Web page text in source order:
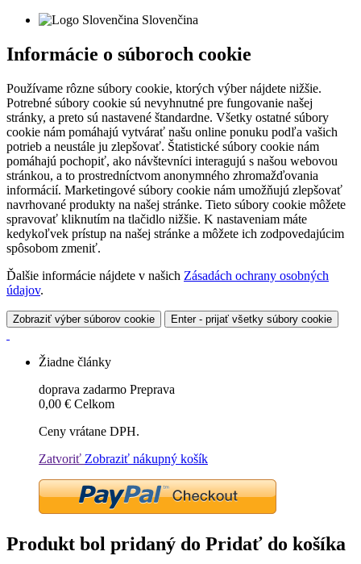
Slovenčina
Informácie o súboroch cookie
Používame rôzne súbory cookie, ktorých výber nájdete nižšie.
Potrebné súbory cookie sú nevyhnutné pre fungovanie našej
stránky, a preto sú nastavené štandardne. Všetky ostatné súbory
cookie nám pomáhajú vytvárať našu online ponuku podľa vašich
potrieb a neustále ju zlepšovať. Štatistické súbory cookie nám
pomáhajú pochopiť, ako návštevníci interagujú s našou webovou
stránkou, a to prostredníctvom anonymného zhromažďovania
informácií. Marketingové súbory cookie nám umožňujú zlepšovať
navrhované produkty na našej stránke. Tieto súbory cookie môžete
spravovať kliknutím na tlačidlo nižšie. K nastaveniam máte
kedykoľvek prístup na našej stránke a môžete ich zodpovedajúcim
spôsobom zmeniť.
Ďalšie informácie nájdete v našich Zásadách ochrany osobných
údajov.
Zobraziť výber súborov cookie Enter - prijať všetky súbory cookie
Žiadne články
doprava zadarmo Preprava
0,00 € Celkom
Ceny vrátane DPH.
Zatvoriť Zobraziť nákupný košík
Produkt bol pridaný do Pridať do košíka